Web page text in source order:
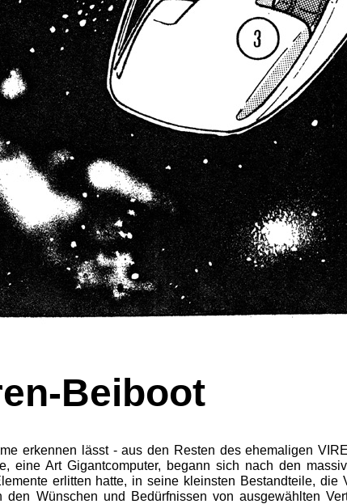
-Beiboot
erkennen lässt - aus den Resten des ehemali­gen
eine Art Gi­gantcomputer, begann sich nach den
erlitten hatte, in seine kleinsten Bestandteile, die
den Wünschen und Bedürfnissen von ausgewählten